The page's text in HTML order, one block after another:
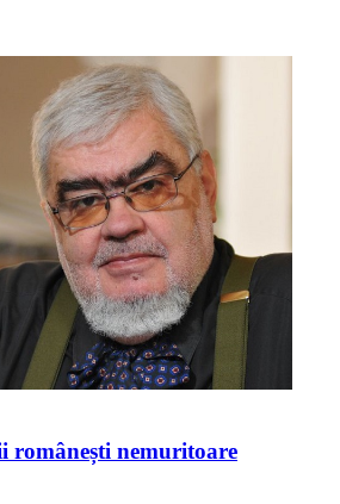
românești nemuritoare